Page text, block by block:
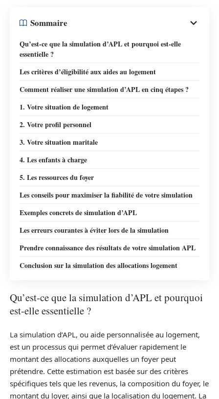
Sommaire
Qu’est-ce que la simulation d’APL et pourquoi est-elle
essentielle ?
Les critères d’éligibilité aux aides au logement
Comment réaliser une simulation d’APL en cinq étapes ?
1. Votre situation de logement
2. Votre profil personnel
3. Votre situation maritale
4. Les enfants à charge
5. Les ressources du foyer
Les conseils pour maximiser la fiabilité de votre simulation
Exemples concrets de simulation d’APL
Les erreurs courantes à éviter lors de la simulation
Prendre connaissance des résultats de votre simulation APL
Conclusion sur la simulation des allocations logement
Qu’est-ce que la simulation d’APL et pourquoi
est-elle essentielle ?
La simulation d’APL, ou aide personnalisée au logement,
est un processus qui permet d’évaluer rapidement le
montant des allocations auxquelles un foyer peut
prétendre. Cette estimation est basée sur des critères
spécifiques tels que les revenus, la composition du foyer, le
montant du loyer, ainsi que la localisation du logement. La